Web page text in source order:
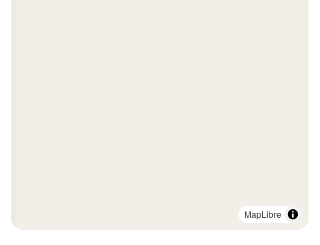
MapLibre